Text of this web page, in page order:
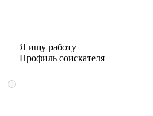
Я ищу работу
Профиль соискателя